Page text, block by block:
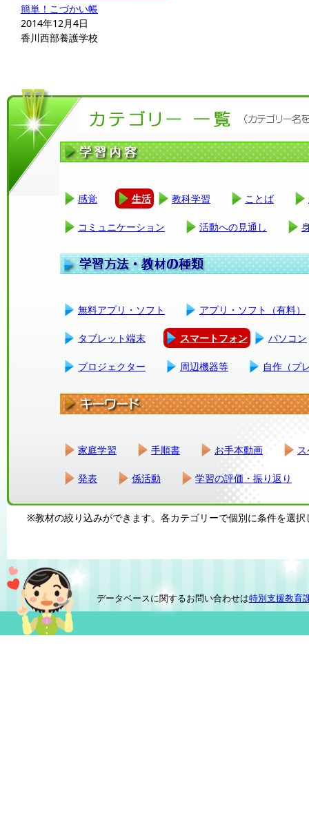
簡単！こづかい帳
2014年12月4日
香川西部養護学校
感覚 生活 教科学習 ことば
コミュニケーション 活動への見通し
無料アプリ・ソフト アプリ・ソフト（有料）
タブレット端末 スマートフォン パソコン
プロジェクター 周辺機器等 自作（プ
家庭学習 手順書 お手本動画
発表 係活動 学習の評価・振り返り
※教材の絞り込みができます。各カテゴリーで個別に条件を選択
データベースに関するお問い合わせは特別支援教育